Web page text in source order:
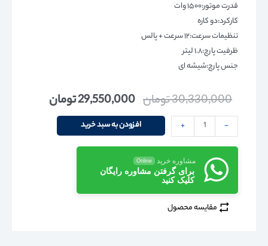
قدرت موتور:۱۵۰۰ وات
کارکرد:دو کاره
تنظیمات سرعت:۱۲ سرعت + پالس
ظرفیت پارچ:۱.۸ لیتر
جنس پارچ:شیشه ای
30,330,000تومان 29,550,000تومان
-
+ افزودن به سبد خرید
مشاوره خرید Online
برای گرفتن مشاوره رایگان
کلیک کنید
مقایسه محصول